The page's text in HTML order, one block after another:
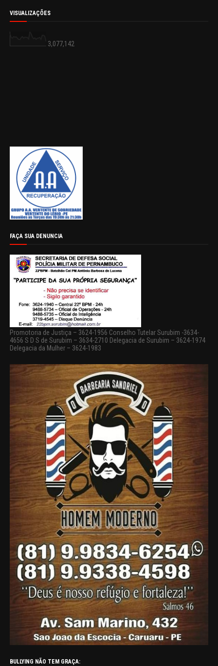
VISUALIZAÇÕES
3,077,142
FAÇA SUA DENUNCIA
Promotoria de Justiça – 3624-1956 Conselho Tutelar Surubim -3634-
4656 S D S de Surubim – 3634-2710 Delegacia de Surubim – 3624-1974
Delegacia da Mulher – 3624-1983
BULLYING NÃO TEM GRAÇA: